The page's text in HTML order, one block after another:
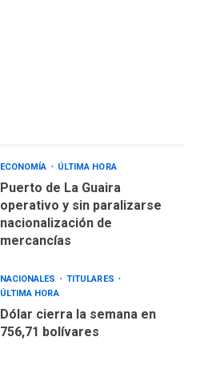
ECONOMÍA ÚLTIMA HORA
Puerto de La Guaira
operativo y sin paralizarse
nacionalización de
mercancías
NACIONALES
TITULARES
ÚLTIMA HORA
Dólar cierra la semana en
756,71 bolívares